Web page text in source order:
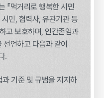
『먹거리로 행복한 시민
시민, 협력사, 유관기관 등
고 보호하며, 인간존엄과
언하고 다음과 같이
.
기준 및 규범을 지지하